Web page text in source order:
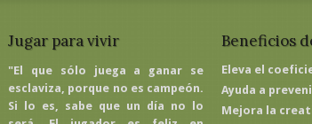
Jugar para vivir
"El que sólo juega a ganar se
esclaviza, porque no es campeón.
Si lo es, sabe que un día no lo
Beneficios
Eleva el
Ayuda a
Mejora la